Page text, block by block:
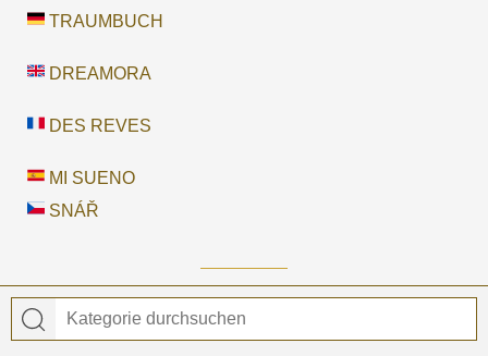
TRAUMBUCH
DREAMORA
DES REVES
MI SUENO
SNÁŘ
© 2026 Traumbuch